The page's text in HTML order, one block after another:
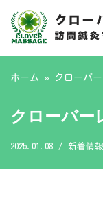
コ
ン
テ
へ
ホーム » クローバ
クローバー
2025.01.08 新着情報